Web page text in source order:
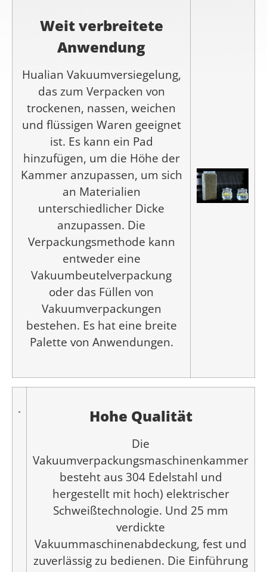
Weit verbreitete
Anwendung
Hualian Vakuumversiegelung,
das zum Verpacken von
trockenen, nassen, weichen
und flüssigen Waren geeignet
ist. Es kann ein Pad
hinzufügen, um die Höhe der
Kammer anzupassen, um sich
an Materialien
unterschiedlicher Dicke
anzupassen. Die
Verpackungsmethode kann
entweder eine
Vakuumbeutelverpackung
oder das Füllen von
Vakuumverpackungen
bestehen. Es hat eine breite
Palette von Anwendungen.
Hohe Qualität
Die
Vakuumverpackungsmaschinenkammer
besteht aus 304 Edelstahl und
hergestellt mit hoch) elektrischer
Schweißtechnologie. Und 25 mm
verdickte
Vakuummaschinenabdeckung, fest und
zuverlässig zu bedienen. Die Einführung